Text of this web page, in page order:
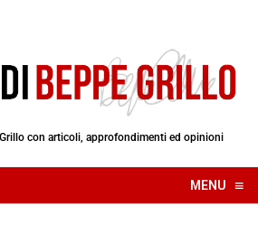
con articoli, approfondimenti ed opinioni
MENU ≡
☰